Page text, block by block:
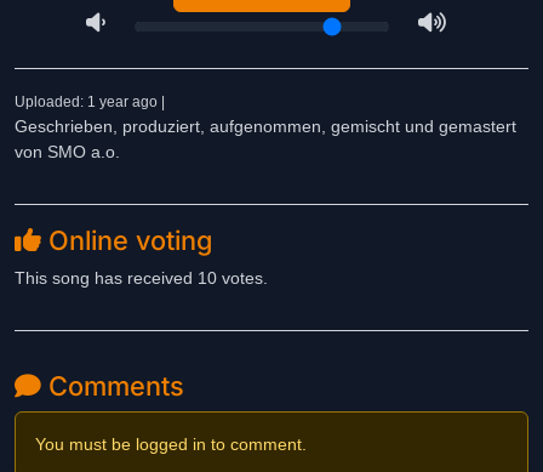
Uploaded: 1 year ago |
Geschrieben, produziert, aufgenommen, gemischt und gemastert
von SMO a.o.
Online voting
This song has received 10 votes.
Comments
You must be logged in to comment.